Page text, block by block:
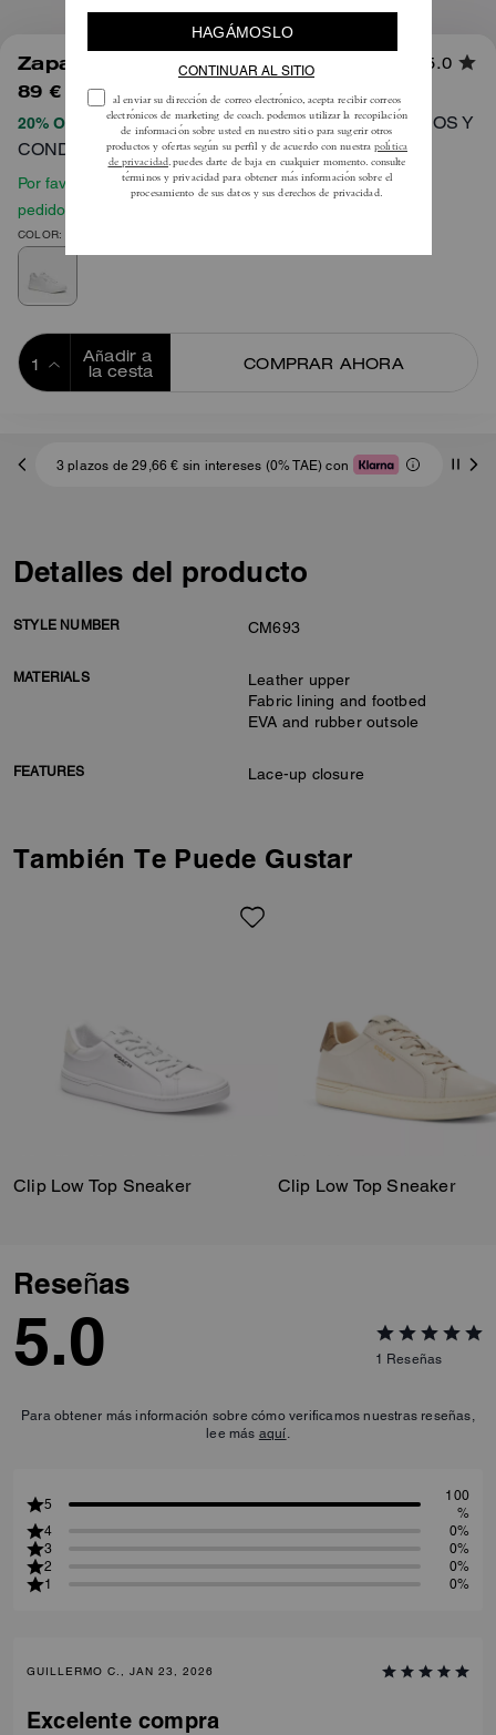
Zapatilla Clip Court Baja 5.0
89 € 225 €
20% OFF APLICADO AL PROCESAR EL PAGOTÉRMINOS Y
CONDICIONES COMPLETOS AQUÍ
Por favor, consulta nuestra guía de tallas antes de hacer tu
pedido
COLOR: Blanco óptico
Añadir a
la cesta
COMPRAR AHORA
3 plazos de 29,66 € sin intereses (0% TAE) con
Detalles del producto
STYLE NUMBER CM693
MATERIALS
Leather upper
Fabric lining and footbed
EVA and rubber outsole
FEATURES Lace-up closure
También Te Puede Gustar
Clip Low Top Sneaker Clip Low Top Sneaker
Reseñas
5.0 1 Reseñas
Para obtener más información sobre cómo verificamos nuestras reseñas,
lee más aquí
5
100
%
4
0%
3
0%
2
0%
1
0%
GUILLERMO C., JAN 23, 2026
Excelente compra